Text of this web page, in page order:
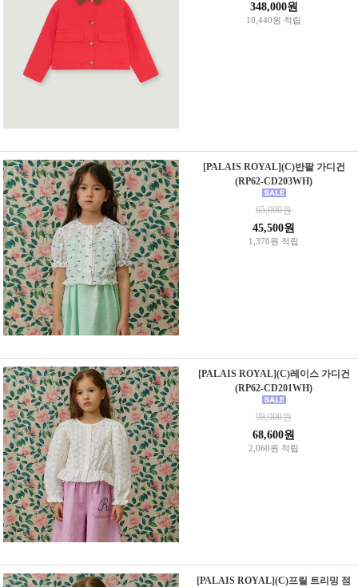
348,000원
10,440원 적립
[PALAIS ROYAL](C)반팔 가디건
(RP62-CD203WH)
65,000원
45,500원
1,370원 적립
[PALAIS ROYAL](C)레이스 가디건
(RP62-CD201WH)
98,000원
68,600원
2,060원 적립
[PALAIS ROYAL](C)프릴 트리밍 점